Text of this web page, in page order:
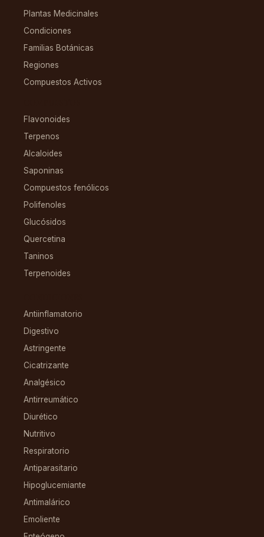
Plantas Medicinales
Condiciones
Familias Botánicas
Regiones
Compuestos Activos
Flavonoides
Terpenos
Alcaloides
Saponinas
Compuestos fenólicos
Polifenoles
Glucósidos
Quercetina
Taninos
Terpenoides
Antiinflamatorio
Digestivo
Astringente
Cicatrizante
Analgésico
Antirreumático
Diurético
Nutritivo
Respiratorio
Antiparasitario
Hipoglucemiante
Antimalárico
Emoliente